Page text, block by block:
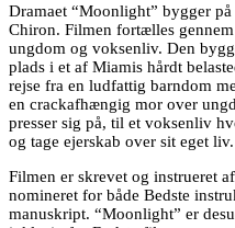
Dramaet “Moonlight” bygger
Chiron. Filmen fortælles
ungdom og voksenliv. Den
plads i et af Miamis hårdt
rejse fra en ludfattig barndom
en crackafhængig mor over
presser sig på, til et voksenliv
og tage ejerskab over sit eget liv.
Filmen er skrevet og instrueret
nomineret for både Bedste
manuskript. “Moonlight” er